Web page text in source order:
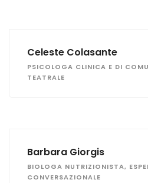
Celeste Colasante
PSICOLOGA CLINICA E DI
TEATRALE
Barbara Giorgis
BIOLOGA NUTRIZIONISTA,
CONVERSAZIONALE